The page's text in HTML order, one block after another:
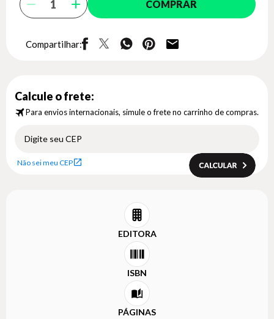
COMPRAR
Compartilhar:
Calcule o frete:
Para envios internacionais, simule o frete no carrinho de compras.
Não sei meu CEP
EDITORA
ISBN
PÁGINAS